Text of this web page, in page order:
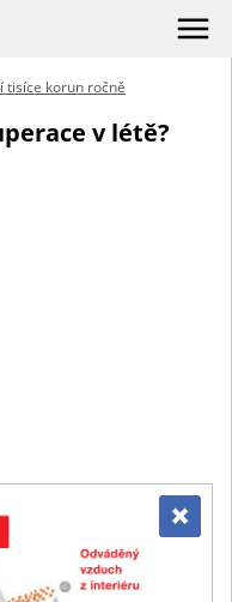
tisíce korun ročně
v létě?